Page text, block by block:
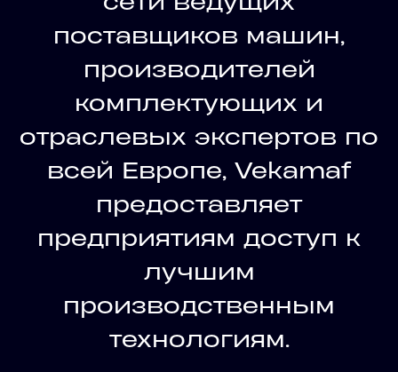
поставщиков машин,
производителей
комплектующих и
отраслевых экспертов по
всей Европе, Vekamaf
предоставляет
предприятиям доступ к
лучшим
производственным
технологиям.